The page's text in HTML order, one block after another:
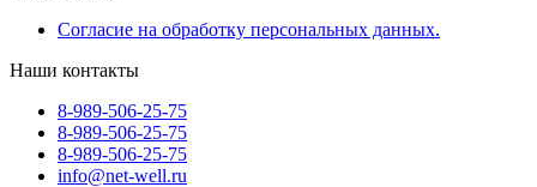
Согласие на обработку персональных данных.
Наши контакты
8-989-506-25-75
8-989-506-25-75
8-989-506-25-75
info@net-well.ru